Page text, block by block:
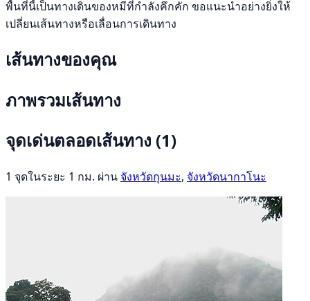
พื้นที่นี้เป็นทางเดินของหมีที่กำลังคึกคัก ขอแนะนำอย่างยิ่งให้
เปลี่ยนเส้นทางหรือเลื่อนการเดินทาง
เส้นทางของคุณ
ภาพรวมเส้นทาง
จุดเด่นตลอดเส้นทาง (1)
1 จุดในระยะ 1 กม. ผ่าน จังหวัดกุนมะ, จังหวัดนากาโนะ